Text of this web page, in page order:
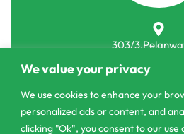
We value your privacy
We use cookies to enhance your
personalized ads or content, and
clicking "Ok", you consent to our use
303/
011 2 841